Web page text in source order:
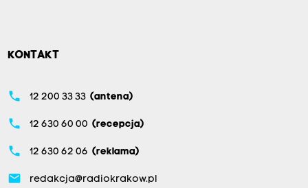
KONTAKT
phone 12 200 33 33 (antena)
phone 12 630 60 00 (recepcja)
phone 12 630 62 06 (reklama)
email redakcja@radiokrakow.pl